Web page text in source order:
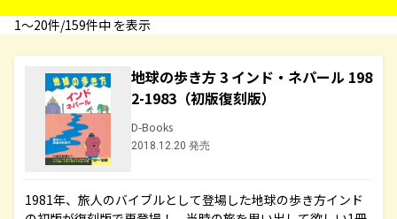
1〜20件/159件中 を表示
地球の歩き方 3 インド・ネパール 198
2-1983（初版復刻版）
D-Books
2018.12.20 発売
1981年、旅人のバイブルとして登場した地球の歩き方インド